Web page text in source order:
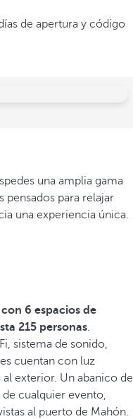
de apertura y código
una amplia gama
pensados para relajar
una experiencia única.
con 6 espacios de
215 personas.
sistema de sonido,
cuentan con luz
al exterior. Un abanico de
cualquier evento,
al puerto de Mahón.